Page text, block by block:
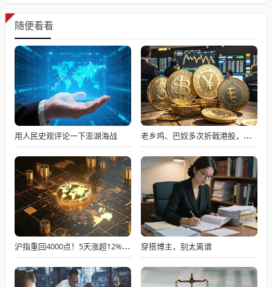
随便看看
用人民史观评论一下澎湖海战 老乡鸡、巴奴多次折戟港股，餐饮上市变难了吗？
沪指重回4000点！5天涨超12%的创业板 午后现惊险一刻！什么信号？ 穿搭博主，别太离谱